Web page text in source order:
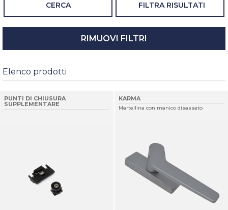
CERCA FILTRA RISULTATI
RIMUOVI FILTRI
Elenco prodotti
PUNTI DI CHIUSURA
SUPPLEMENTARE
KARMA
Martellina con manico disassato